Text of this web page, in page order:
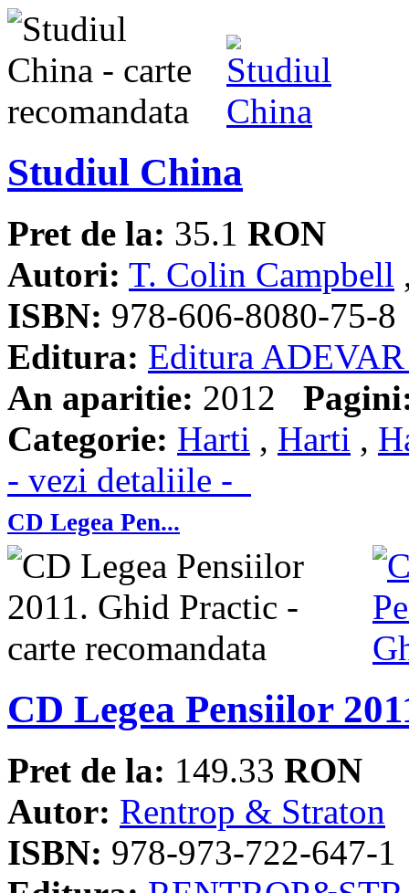
Studiul China
Pret de la: 35.1 RON
Autori: T. Colin Campbell
ISBN: 978-606-8080-75-8
Editura: Editura
An aparitie: 2012
Categorie: Harti , Harti ,
- vezi detaliile -
CD Legea Pen...
CD Legea Pensiilor
Pret de la: 149.33 RON
Autor: Rentrop & Straton
ISBN: 978-973-722-647-1